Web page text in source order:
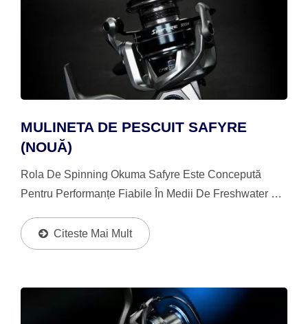
MULINETA DE PESCUIT SAFYRE
(NOUĂ)
Rola De Spinning Okuma Safyre Este Concepută
Pentru Performanțe Fiabile În Medii De Freshwater Și
Angrenaje HDG+ De Înaltă Densitate,
Supradimensionat,...
Citeste Mai Mult